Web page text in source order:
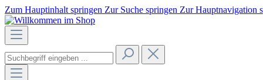
Zum Hauptinhalt springen Zur Suche springen Zur Hauptnavigation